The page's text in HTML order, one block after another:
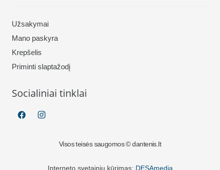
Užsakymai
Mano paskyra
Krepšelis
Priminti slaptažodį
Socialiniai tinklai
Visos teisės saugomos © dantenis.lt
Interneto svetainių kūrimas: DESAmedia